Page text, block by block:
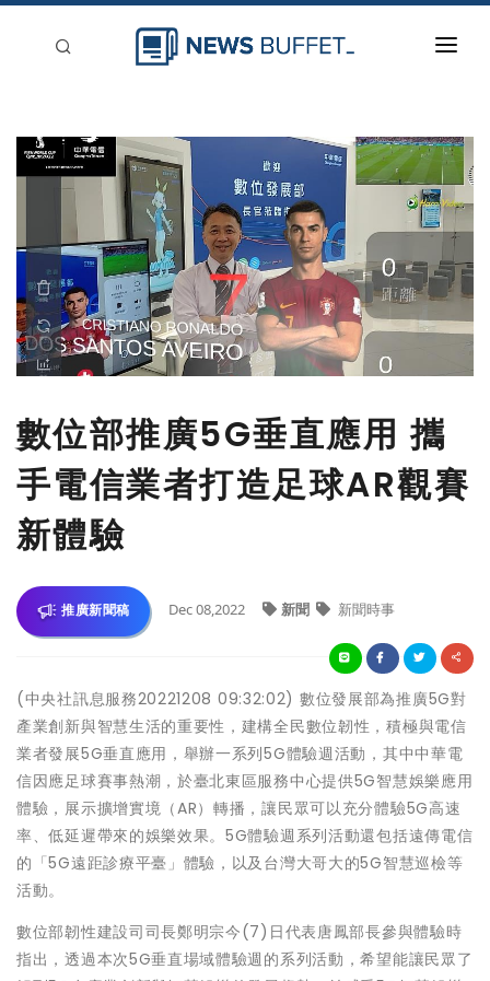
新聞稿分類
登入
數位部推廣5G垂直應用 攜
手電信業者打造足球AR觀賽
新體驗
推廣新聞稿 Dec 08,2022 新聞 新聞時事
(中央社訊息服務20221208 09:32:02) 數位發展部為推廣5G對
產業創新與智慧生活的重要性，建構全民數位韌性，積極與電信
業者發展5G垂直應用，舉辦一系列5G體驗週活動，其中中華電
信因應足球賽事熱潮，於臺北東區服務中心提供5G智慧娛樂應用
體驗，展示擴增實境（AR）轉播，讓民眾可以充分體驗5G高速
率、低延遲帶來的娛樂效果。5G體驗週系列活動還包括遠傳電信
的「5G遠距診療平臺」體驗，以及台灣大哥大的5G智慧巡檢等
活動。
數位部韌性建設司司長鄭明宗今(7)日代表唐鳳部長參與體驗時
指出，透過本次5G垂直場域體驗週的系列活動，希望能讓民眾了